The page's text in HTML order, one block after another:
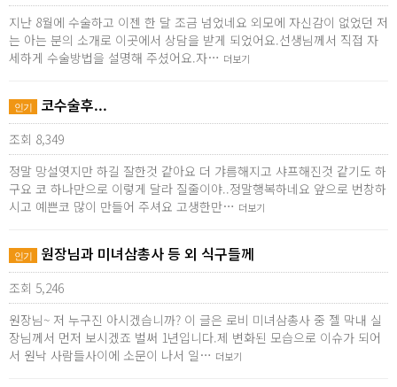
지난 8월에 수술하고 이젠 한 달 조금 넘었네요 외모에 자신감이 없었던 저
는 아는 분의 소개로 이곳에서 상담을 받게 되었어요.선생님께서 직접 자
세하게 수술방법을 설명해 주셨어요.자… 더보기
인기 코수술후...
조회 8,349
정말 망설엿지만 하길 잘한것 같아요 더 갸름해지고 샤프해진것 같기도 하
구요 코 하나만으로 이렇게 달라 질줄이야..정말행복하네요 앞으로 번창하
시고 예쁜코 많이 만들어 주셔요 고생한만… 더보기
인기 원장님과 미녀삼총사 등 외 식구들께
조회 5,246
원장님~ 저 누구진 아시겠습니까? 이 글은 로비 미녀삼총사 중 젤 막내 실
장님께서 먼저 보시겠죠 벌써 1년입니다.제 변화된 모습으로 이슈가 되어
서 원낙 사람들사이에 소문이 나서 일… 더보기